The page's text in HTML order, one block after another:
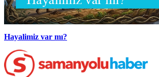
Hayalimiz var mı?